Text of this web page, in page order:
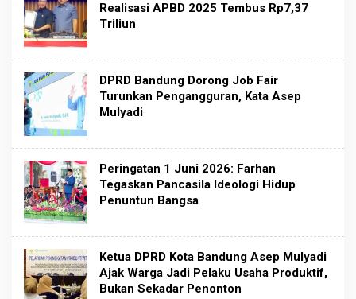
Realisasi APBD 2025 Tembus Rp7,37
Triliun
DPRD Bandung Dorong Job Fair
Turunkan Pengangguran, Kata Asep
Mulyadi
Peringatan 1 Juni 2026: Farhan
Tegaskan Pancasila Ideologi Hidup
Penuntun Bangsa
Ketua DPRD Kota Bandung Asep Mulyadi
Ajak Warga Jadi Pelaku Usaha Produktif,
Bukan Sekadar Penonton